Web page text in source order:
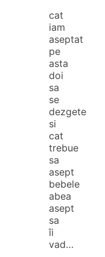
cat
iam
aseptat
pe
asta
doi
sa
se
dezgete
si
cat
trebue
sa
asept
bebele
abea
asept
sa
îi
vad…